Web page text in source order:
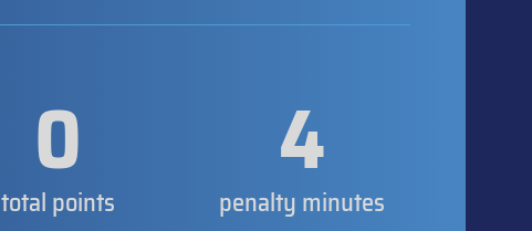
0
total points 4
penalty minutes